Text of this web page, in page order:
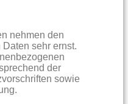
nehmen den
sehr ernst.
der
sowie